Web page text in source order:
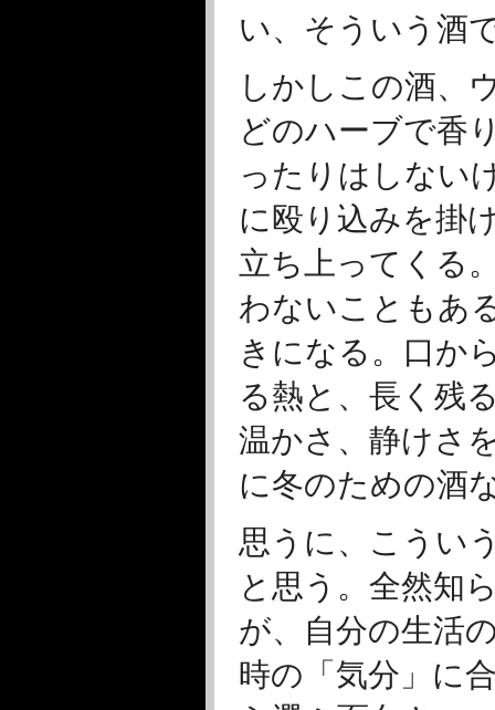
い、そういう酒
しかしこの酒、
どのハーブで香
ったりはしない
に殴り込みを掛
立ち上ってくる
わないこともあ
きになる。口か
る熱と、長く残
温かさ、静けさ
に冬のための酒
思うに、こうい
と思う。全然知
が、自分の生活
時の「気分」に